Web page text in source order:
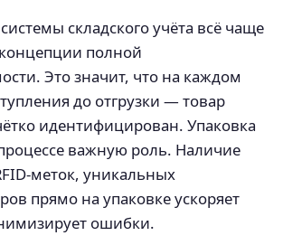
складского учёта всё чаще
полной
Это значит, что на каждом
до отгрузки — товар
идентифицирован. Упаковка
важную роль. Наличие
меток, уникальных
прямо на упаковке ускоряет
ошибки.